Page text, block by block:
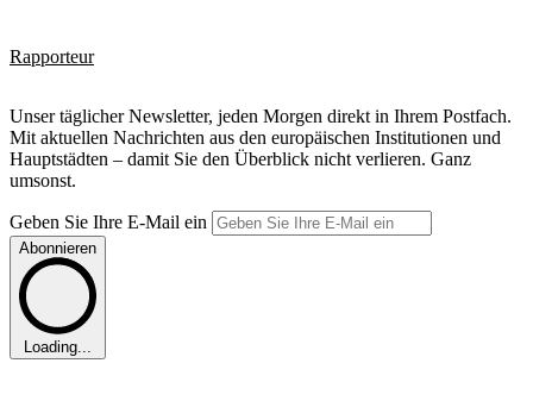
Rapporteur
Unser täglicher Newsletter, jeden Morgen direkt in Ihrem Postfach.
Mit aktuellen Nachrichten aus den europäischen Institutionen und
Hauptstädten – damit Sie den Überblick nicht verlieren. Ganz
umsonst.
Geben Sie Ihre E-Mail ein
Abonnieren
Loading...